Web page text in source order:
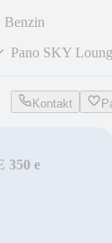
Benzin
Pano SKY
Kontakt
350 e